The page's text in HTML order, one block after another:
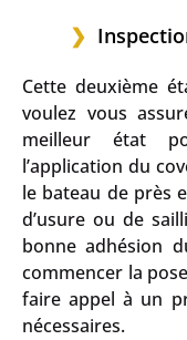
Cette deuxième
voulez vous
meilleur état
l’application du
le bateau de près
d’usure ou de
bonne adhésion
commencer la
faire appel à un
nécessaires.